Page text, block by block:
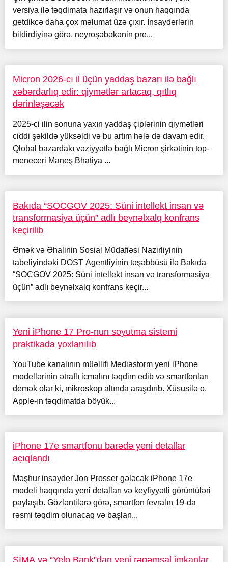
versiya ilə təqdimata hazırlaşır və onun haqqında
getdikcə daha çox məlumat üzə çıxır. İnsayderlərin
bildirdiyinə görə, neyroşəbəkənin pre...
Micron 2026-cı il üçün yaddaş bazarı ilə bağlı
xəbərdarlıq edir: qiymətlər artacaq, qıtlıq
dərinləşəcək
2025-ci ilin sonuna yaxın yaddaş çiplərinin qiymətləri
ciddi şəkildə yüksəldi və bu artım hələ də davam edir.
Qlobal bazardakı vəziyyətlə bağlı Micron şirkətinin top-
meneceri Maneş Bhatiya ...
Bakıda “SOCGOV 2025: Süni intellekt insan və
transformasiya üçün” adlı beynəlxalq konfrans
keçirilib
Əmək və Əhalinin Sosial Müdafiəsi Nazirliyinin
tabeliyindəki DOST Agentliyinin təşəbbüsü ilə Bakıda
“SOCGOV 2025: Süni intellekt insan və transformasiya
üçün” adlı beynəlxalq konfrans keçir...
Yeni iPhone 17 Pro-nun soyutma sistemi
praktikada yoxlanılıb
YouTube kanalının müəllifi Mediastorm yeni iPhone
modellərinin ətraflı icmalını təqdim edib və smartfonları
demək olar ki, mikroskop altında araşdırıb. Xüsusilə o,
Apple-ın təqdimatda böyük...
iPhone 17e smartfonu barədə yeni detallar
açıqlandı
Məşhur insayder Jon Prosser gələcək iPhone 17e
modeli haqqında yeni detalları və keyfiyyətli görüntüləri
paylaşıb. Gözləntilərə görə, smartfon fevralın 19-da
rəsmi təqdim olunacaq və başlan...
SİMA və “Yelo Bank”dan yeni rəqəmsal imkanlar